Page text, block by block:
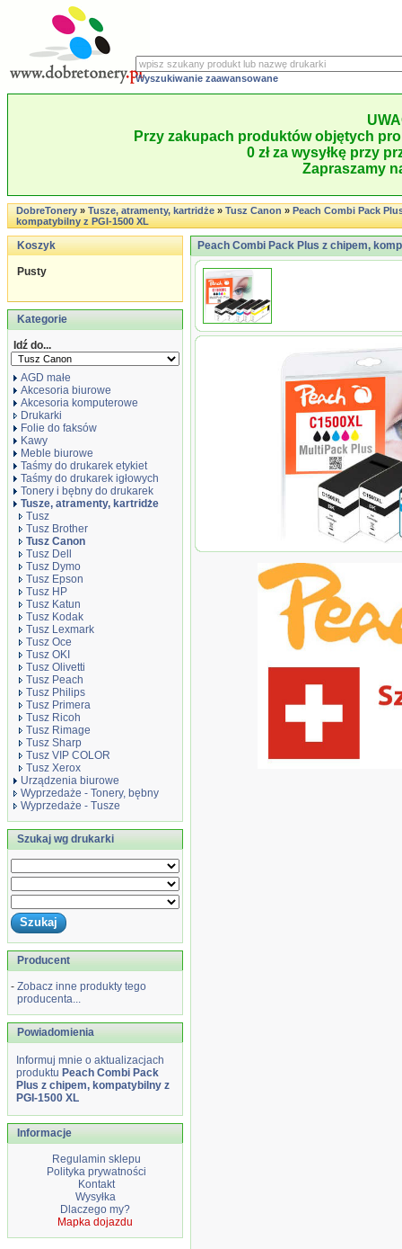
Wyszukiwanie zaawansowane
Przy zakupach produktów objętych
0 zł za wysyłkę przy
Zapraszamy
DobreTonery»Tusze, atramenty, kartridże»Tusz Canon»Peach Combi Pack
kompatybilny z PGI-1500 XL
Koszyk
Pusty
Kategorie
Idź do...
AGD małe
Akcesoria biurowe
Akcesoria komputerowe
Drukarki
Folie do faksów
Kawy
Meble biurowe
Taśmy do drukarek etykiet
Taśmy do drukarek igłowych
Tonery i bębny do drukarek
Tusze, atramenty, kartridże
Tusz
Tusz Brother
Tusz Canon
Tusz Dell
Tusz Dymo
Tusz Epson
Tusz HP
Tusz Katun
Tusz Kodak
Tusz Lexmark
Tusz Oce
Tusz OKI
Tusz Olivetti
Tusz Peach
Tusz Philips
Tusz Primera
Tusz Ricoh
Tusz Rimage
Tusz Sharp
Tusz VIP COLOR
Tusz Xerox
Urządzenia biurowe
Wyprzedaże - Tonery, bębny
Wyprzedaże - Tusze
Szukaj wg drukarki
Producent
- Zobacz inne produkty tego
producenta...
Powiadomienia
Informuj mnie o aktualizacjach
produktu Peach Combi Pack
Plus z chipem, kompatybilny z
PGI-1500 XL
Informacje
Regulamin sklepu
Polityka prywatności
Kontakt
Wysyłka
Dlaczego my?
Mapka dojazdu
Peach Combi Pack Plus z chipem,
Peach Combi Pack
z PGI-1500 XL